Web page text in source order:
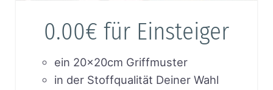
0.00€ für Einsteiger
ein 20x20cm Griffmuster
in der Stoffqualität Deiner Wahl